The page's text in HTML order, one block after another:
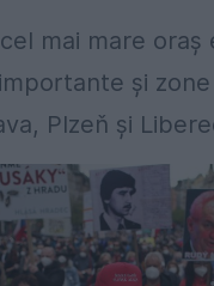
mai mare oraș
și
Plzeň și